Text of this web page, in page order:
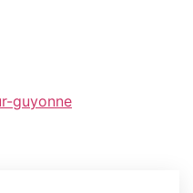
guyonne